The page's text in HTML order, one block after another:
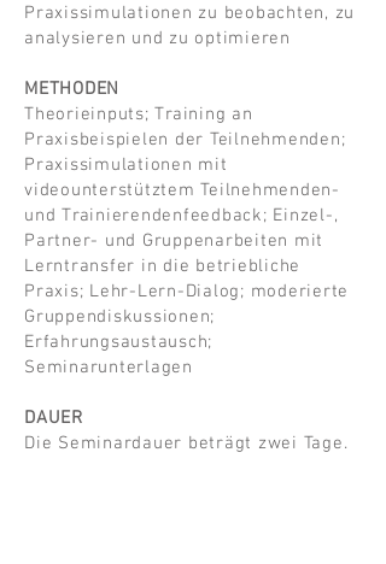
Praxissimulationen zu beobachten, zu
analysieren und zu optimieren
METHODEN
Theorieinputs; Training an
Praxisbeispielen der Teilnehmenden;
Praxissimulationen mit
videounterstütztem Teilnehmenden-
und Trainierendenfeedback; Einzel-,
Partner- und Gruppenarbeiten mit
Lerntransfer in die betriebliche
Praxis; Lehr-Lern-Dialog; moderierte
Gruppendiskussionen;
Erfahrungsaustausch;
Seminarunterlagen
DAUER
Die Seminardauer beträgt zwei Tage.